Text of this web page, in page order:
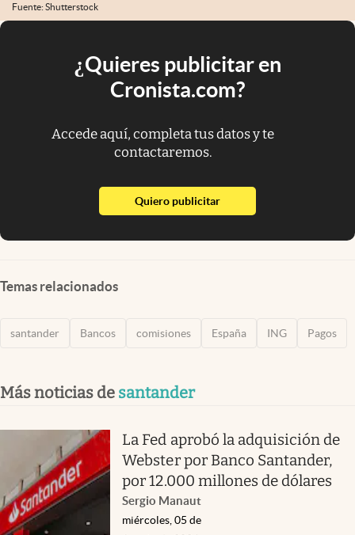
Fuente: Shutterstock
¿Quieres publicitar en
Cronista.com?
Accede aquí, completa tus datos y te
contactaremos.
Quiero publicitarabre en nueva pestaña
Temas relacionados
santander Bancos comisiones España ING Pagos
Más noticias de santander
La Fed aprobó la adquisición de
Webster por Banco Santander,
por 12.000 millones de dólares
Sergio Manaut
miércoles, 05 de